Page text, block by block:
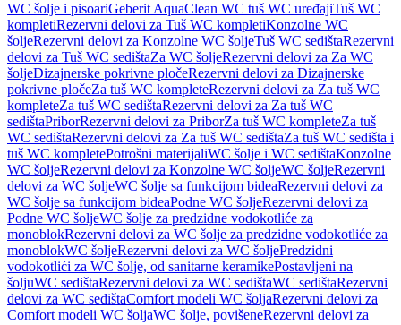
WC šolje i pisoariGeberit AquaClean WC tuš WC uređajiTuš WC
kompletiRezervni delovi za Tuš WC kompletiKonzolne WC
šoljeRezervni delovi za Konzolne WC šoljeTuš WC sedištaRezervni
delovi za Tuš WC sedištaZa WC šoljeRezervni delovi za Za WC
šoljeDizajnerske pokrivne pločeRezervni delovi za Dizajnerske
pokrivne pločeZa tuš WC kompleteRezervni delovi za Za tuš WC
kompleteZa tuš WC sedištaRezervni delovi za Za tuš WC
sedištaPriborRezervni delovi za PriborZa tuš WC kompleteZa tuš
WC sedištaRezervni delovi za Za tuš WC sedištaZa tuš WC sedišta i
tuš WC kompletePotrošni materijaliWC šolje i WC sedištaKonzolne
WC šoljeRezervni delovi za Konzolne WC šoljeWC šoljeRezervni
delovi za WC šoljeWC šolje sa funkcijom bideaRezervni delovi za
WC šolje sa funkcijom bideaPodne WC šoljeRezervni delovi za
Podne WC šoljeWC šolje za predzidne vodokotliće za
monoblokRezervni delovi za WC šolje za predzidne vodokotliće za
monoblokWC šoljeRezervni delovi za WC šoljePredzidni
vodokotlići za WC šolje, od sanitarne keramikePostavljeni na
šoljuWC sedištaRezervni delovi za WC sedištaWC sedištaRezervni
delovi za WC sedištaComfort modeli WC šoljaRezervni delovi za
Comfort modeli WC šoljaWC šolje, povišeneRezervni delovi za